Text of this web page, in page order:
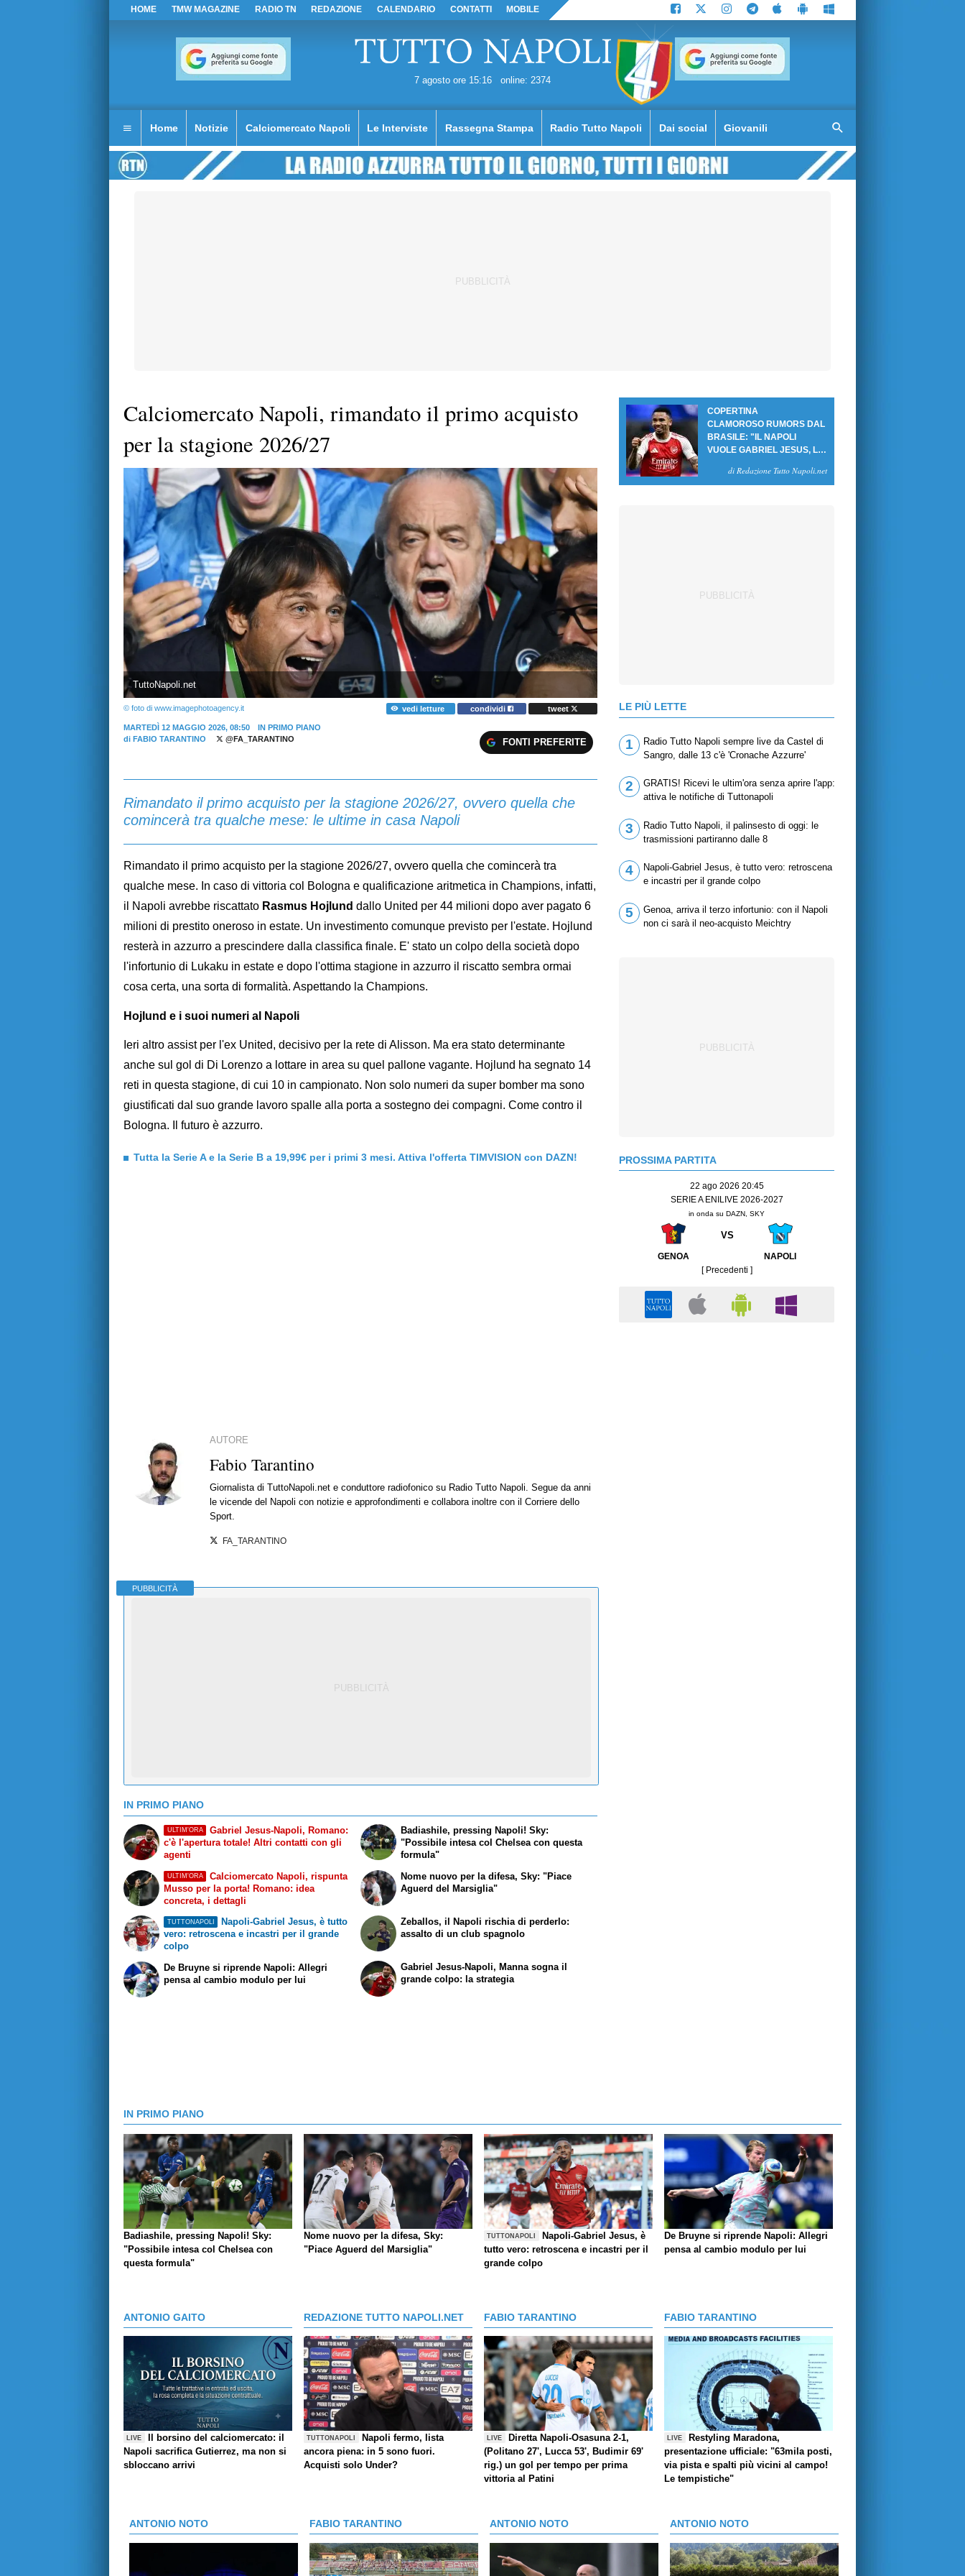
HOME TMW MAGAZINE RADIO TN REDAZIONE CALENDARIO CONTATTI MOBILE
7 agosto ore 15:16 online: 2374
Home Notizie Calciomercato Napoli Le Interviste Rassegna Stampa Radio Tutto Napoli Dai social Giovanili
Calciomercato Napoli, rimandato il primo acquisto
per la stagione 2026/27
TuttoNapoli.net
© foto di www.imagephotoagency.it vedi letture condividi tweet
MARTEDÌ 12 MAGGIO 2026, 08:50
IN PRIMO PIANO
di FABIO TARANTINO @FA_TARANTINO FONTI PREFERITE
Rimandato il primo acquisto per la stagione 2026/27, ovvero quella che
comincerà tra qualche mese: le ultime in casa Napoli
Rimandato il primo acquisto per la stagione 2026/27, ovvero quella che comincerà tra
qualche mese. In caso di vittoria col Bologna e qualificazione aritmetica in Champions, infatti,
il Napoli avrebbe riscattato Rasmus Hojlund dallo United per 44 milioni dopo aver pagato 6
milioni di prestito oneroso in estate. Un investimento comunque previsto per l'estate. Hojlund
resterà in azzurro a prescindere dalla classifica finale. E' stato un colpo della società dopo
l'infortunio di Lukaku in estate e dopo l'ottima stagione in azzurro il riscatto sembra ormai
cosa certa, una sorta di formalità. Aspettando la Champions.
Hojlund e i suoi numeri al Napoli
Ieri altro assist per l'ex United, decisivo per la rete di Alisson. Ma era stato determinante
anche sul gol di Di Lorenzo a lottare in area su quel pallone vagante. Hojlund ha segnato 14
reti in questa stagione, di cui 10 in campionato. Non solo numeri da super bomber ma sono
giustificati dal suo grande lavoro spalle alla porta a sostegno dei compagni. Come contro il
Bologna. Il futuro è azzurro.
Tutta la Serie A e la Serie B a 19,99€ per i primi 3 mesi. Attiva l'offerta TIMVISION con DAZN!
AUTORE
Fabio Tarantino
Giornalista di TuttoNapoli.net e conduttore radiofonico su Radio Tutto Napoli. Segue da anni
le vicende del Napoli con notizie e approfondimenti e collabora inoltre con il Corriere dello
Sport.
FA_TARANTINO
PUBBLICITÀ
IN PRIMO PIANO
ULTIM'ORA
Gabriel Jesus-Napoli, Romano:
c'è l'apertura totale! Altri contatti con gli
agenti
ULTIM'ORA
Calciomercato Napoli, rispunta
Musso per la porta! Romano: idea
concreta, i dettagli
Badiashile, pressing Napoli! Sky:
"Possibile intesa col Chelsea con questa
formula"
Nome nuovo per la difesa, Sky: "Piace
Aguerd del Marsiglia"
TUTTONAPOLI
Napoli-Gabriel Jesus, è tutto
vero: retroscena e incastri per il grande
colpo
De Bruyne si riprende Napoli: Allegri
pensa al cambio modulo per lui
Zeballos, il Napoli rischia di perderlo:
assalto di un club spagnolo
Gabriel Jesus-Napoli, Manna sogna il
grande colpo: la strategia
COPERTINA
CLAMOROSO RUMORS DAL
BRASILE: "IL NAPOLI
VUOLE GABRIEL JESUS, LE
di Redazione Tutto Napoli.net
LE PIÙ LETTE
1
Radio Tutto Napoli sempre live da Castel di
Sangro, dalle 13 c'è 'Cronache Azzurre'
2
GRATIS! Ricevi le ultim'ora senza aprire l'app:
attiva le notifiche di Tuttonapoli
3
Radio Tutto Napoli, il palinsesto di oggi: le
trasmissioni partiranno dalle 8
4
Napoli-Gabriel Jesus, è tutto vero: retroscena
e incastri per il grande colpo
5
Genoa, arriva il terzo infortunio: con il Napoli
non ci sarà il neo-acquisto Meichtry
PROSSIMA PARTITA
22 ago 2026 20:45
SERIE A ENILIVE 2026-2027
in onda su DAZN, SKY
VS
GENOA
NAPOLI
[ Precedenti ]
IN PRIMO PIANO
Badiashile, pressing Napoli! Sky:
"Possibile intesa col Chelsea con
questa formula"
Nome nuovo per la difesa, Sky:
"Piace Aguerd del Marsiglia"
TUTTONAPOLI
Napoli-Gabriel Jesus, è
tutto vero: retroscena e incastri per il
grande colpo
De Bruyne si riprende Napoli: Allegri
pensa al cambio modulo per lui
ANTONIO GAITO
LIVE
Il borsino del calciomercato: il
Napoli sacrifica Gutierrez, ma non si
sbloccano arrivi
REDAZIONE TUTTO NAPOLI.NET
TUTTONAPOLI
Napoli fermo, lista
ancora piena: in 5 sono fuori.
Acquisti solo Under?
FABIO TARANTINO
LIVE
Diretta Napoli-Osasuna 2-1,
(Politano 27', Lucca 53', Budimir 69'
rig.) un gol per tempo per prima
vittoria al Patini
FABIO TARANTINO
LIVE
Restyling Maradona,
presentazione ufficiale: "63mila posti,
via pista e spalti più vicini al campo!
Le tempistiche"
ANTONIO NOTO FABIO TARANTINO ANTONIO NOTO ANTONIO NOTO